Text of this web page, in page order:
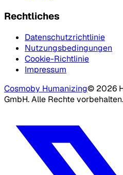
Rechtliches
Datenschutzrichtlinie
Nutzungsbedingungen
Cookie-Richtlinie
Impressum
Cosmoby Humanizing© 2026
GmbH.Alle Rechte vorbehalten.